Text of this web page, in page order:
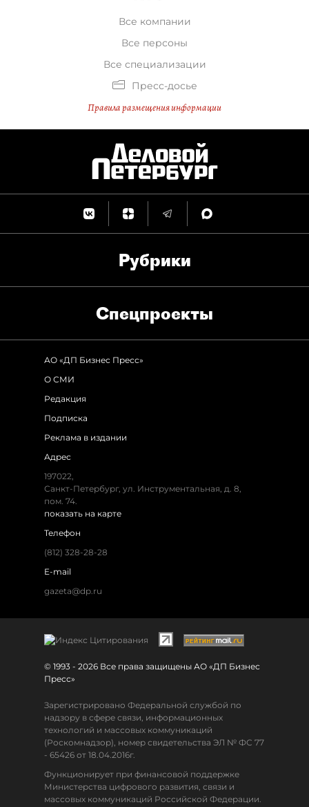
Все компании
Все персоны
Все специализации
Пресс-досье
Правила размещения информации
Рубрики
Спец­проекты
АО «ДП Бизнес Пресс»
О СМИ
Редакция
Подписка
Реклама в издании
Адрес
197022,
Санкт-Петербург, ул. Инструментальная, д. 8,
пом. 74.
показать на карте
Телефон
(812) 328-28-28
E-mail
gazeta@dp.ru
© 1993 - 2026 Все права защищены АО «ДП Бизнес
Пресс»
Зарегистрировано Федеральной службой по
надзору в сфере связи, информационных
технологий и массовых коммуникаций
(Роскомнадзор), номер свидетельства ЭЛ № ФС 77
- 65426 от 18.04.2016г.
Функционирует при финансовой поддержке
Министерства цифрового развития, связи и
массовых коммуникаций Российской Федерации.